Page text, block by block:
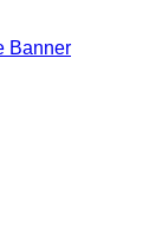
Banner